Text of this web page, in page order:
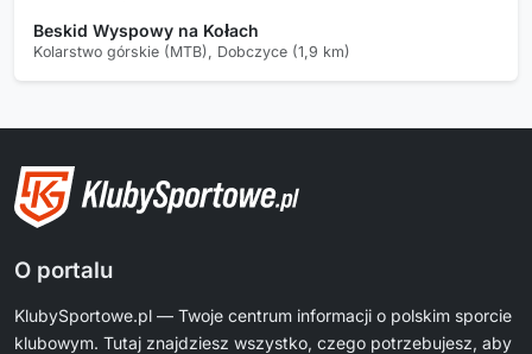
Beskid Wyspowy na Kołach
Kolarstwo górskie (MTB), Dobczyce (1,9 km)
O portalu
KlubySportowe.pl — Twoje centrum informacji o polskim sporcie
klubowym. Tutaj znajdziesz wszystko, czego potrzebujesz, aby